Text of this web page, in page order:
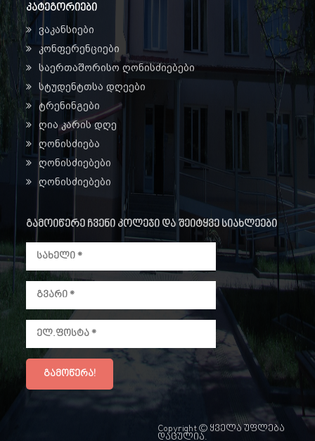
კატეგორიები
ვაკანსიები
კონფერენციები
საერთაშორისო ღონისძიებები
სტუდენტთსა დღეები
ტრენინგები
ღია კარის დღე
ღონისძიება
ღონისძიებები
ღონისძიებები
გამოიწერე ჩვენი კოლეჯი და შეიტყვე სიახლეები
Copyright © ყველა უფლება
დაცულია.